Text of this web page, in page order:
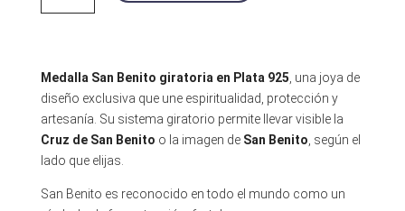
collar
Medalla San Benito giratoria en Plata 925 , una joya de
diseño exclusiva que une espiritualidad, protección y
artesanía. Su sistema giratorio permite llevar visible la
Cruz de San Benito o la imagen de San Benito , según el
lado que elijas.
San Benito es reconocido en todo el mundo como un